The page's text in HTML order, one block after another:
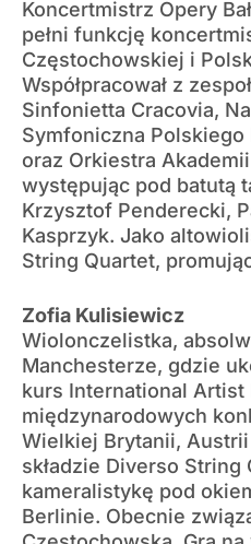
Koncertmistrz Opery
pełni funkcję
Częstochowskiej i
Współpracował z
Sinfonietta Cracovia,
Symfoniczna Polskiego
oraz Orkiestra
występując pod batutą
Krzysztof Penderecki,
Kasprzyk. Jako
String Quartet,
Zofia Kulisiewicz
Wiolonczelistka,
Manchesterze, gdzie
kurs International Artist
międzynarodowych
Wielkiej Brytanii, Austrii
składzie Diverso String
kameralistykę pod
Berlinie. Obecnie